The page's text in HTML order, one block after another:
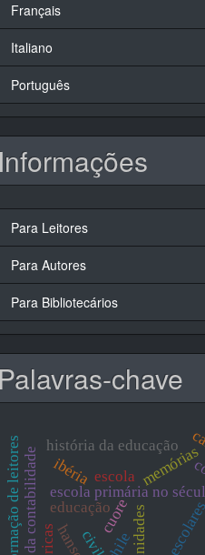
Français
Italiano
Português
Informações
Para Leitores
Para Autores
Para Bibliotecários
Palavras-chave
escola primária no
memórias
chile
história da educação
cuore
educação
formação de leitores escola
ibéria